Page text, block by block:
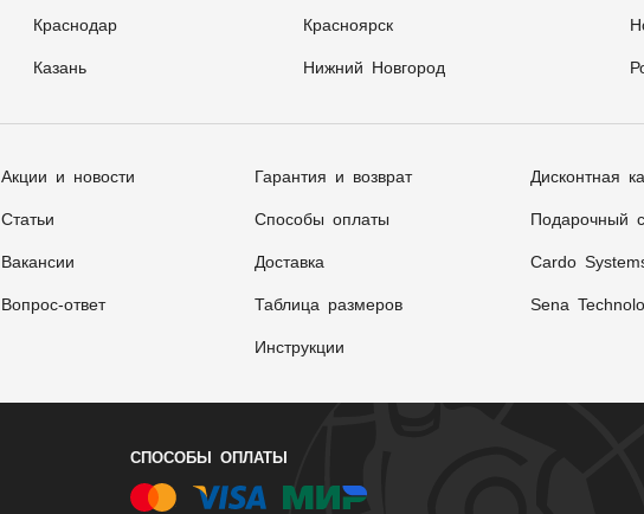
Краснодар
Казань
Красноярск
Нижний Новгород
Акции и новости
Статьи
Вакансии
Вопрос-ответ
Гарантия и возврат
Способы оплаты
Доставка
Таблица размеров
Инструкции
Дисконтная
Подарочный
Cardo
Sena
СПОСОБЫ ОПЛАТЫ